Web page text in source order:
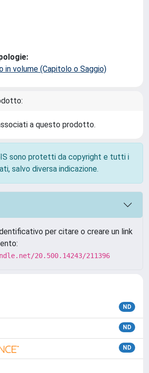
in volume (Capitolo o Saggio)
a questo prodotto.
sono protetti da copyright e tutti i
salvo diversa indicazione.
per citare o creare un link
20.500.14243/211396
ND
ND
ND